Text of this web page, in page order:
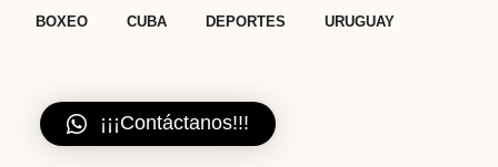
BOXEO CUBA DEPORTES URUGUAY
¡¡¡Contáctanos!!!